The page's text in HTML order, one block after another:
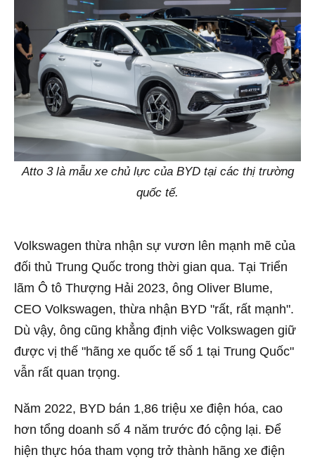
Atto 3 là mẫu xe chủ lực của BYD tại các thị trường
quốc tế.
Volkswagen thừa nhận sự vươn lên mạnh mẽ của
đối thủ Trung Quốc trong thời gian qua. Tại Triển
lãm Ô tô Thượng Hải 2023, ông Oliver Blume,
CEO Volkswagen, thừa nhận BYD "rất, rất mạnh".
Dù vậy, ông cũng khẳng định việc Volkswagen giữ
được vị thế "hãng xe quốc tế số 1 tại Trung Quốc"
vẫn rất quan trọng.
Năm 2022, BYD bán 1,86 triệu xe điện hóa, cao
hơn tổng doanh số 4 năm trước đó cộng lại. Để
hiện thực hóa tham vọng trở thành hãng xe điện